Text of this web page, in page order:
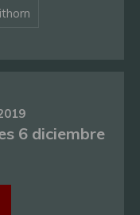
6 diciembre